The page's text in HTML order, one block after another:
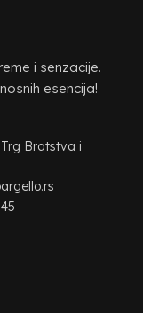
i senzacije.
esencija!
Bratstva i